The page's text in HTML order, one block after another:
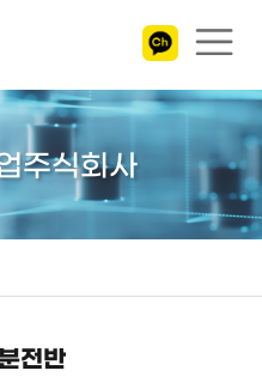
주식회사
전반